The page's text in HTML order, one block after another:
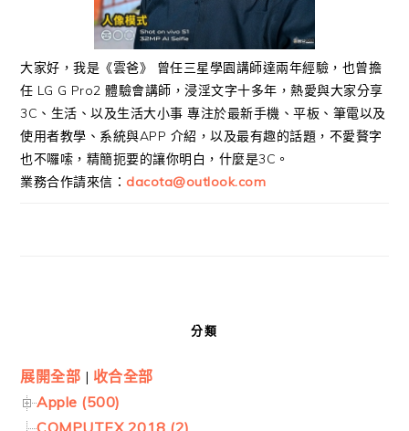
大家好，我是《雲爸》 曾任三星學園講師達兩年經驗，也曾擔
任 LG G Pro2 體驗會講師，浸淫文字十多年，熱愛與大家分享
3C、生活、以及生活大小事 專注於最新手機、平板、筆電以及
使用者教學、系統與APP 介紹，以及最有趣的話題，不愛贅字
也不囉嗦，精簡扼要的讓你明白，什麼是3C。
業務合作請來信： dacota@outlook.com
分類
展開全部 | 收合全部
Apple (500)
COMPUTEX 2018 (2)